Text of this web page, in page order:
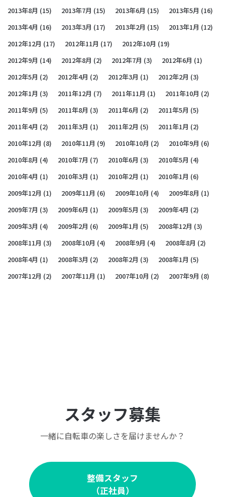
2013年8月 (15) 2013年7月 (15) 2013年6月 (15) 2013年5月 (16)
2013年4月 (16) 2013年3月 (17) 2013年2月 (15) 2013年1月 (12)
2012年12月 (17) 2012年11月 (17) 2012年10月 (19)
2012年9月 (14) 2012年8月 (2) 2012年7月 (3) 2012年6月 (1)
2012年5月 (2) 2012年4月 (2) 2012年3月 (1) 2012年2月 (3)
2012年1月 (3) 2011年12月 (7) 2011年11月 (1) 2011年10月 (2)
2011年9月 (5) 2011年8月 (3) 2011年6月 (2) 2011年5月 (5)
2011年4月 (2) 2011年3月 (1) 2011年2月 (5) 2011年1月 (2)
2010年12月 (8) 2010年11月 (9) 2010年10月 (2) 2010年9月 (6)
2010年8月 (4) 2010年7月 (7) 2010年6月 (3) 2010年5月 (4)
2010年4月 (1) 2010年3月 (1) 2010年2月 (1) 2010年1月 (6)
2009年12月 (1) 2009年11月 (6) 2009年10月 (4) 2009年8月 (1)
2009年7月 (3) 2009年6月 (1) 2009年5月 (3) 2009年4月 (2)
2009年3月 (4) 2009年2月 (6) 2009年1月 (5) 2008年12月 (3)
2008年11月 (3) 2008年10月 (4) 2008年9月 (4) 2008年8月 (2)
2008年4月 (1) 2008年3月 (2) 2008年2月 (3) 2008年1月 (5)
2007年12月 (2) 2007年11月 (1) 2007年10月 (2) 2007年9月 (8)
スタッフ募集
一緒に自転車の楽しさを届けませんか？
整備スタッフ
（正社員）